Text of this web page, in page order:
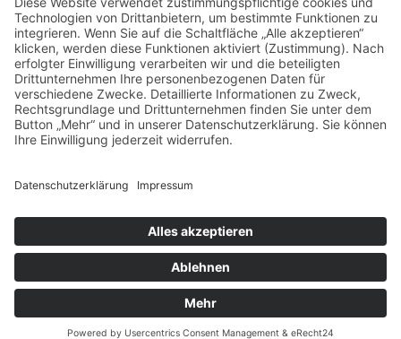
Home
Kontakt
AGB
Datenschutzerklärung
Impressum
Anschrift
BSI Vertriebs GmbH
Telefax: 004961521873727
E-Mail: info@bsivertrieb.de